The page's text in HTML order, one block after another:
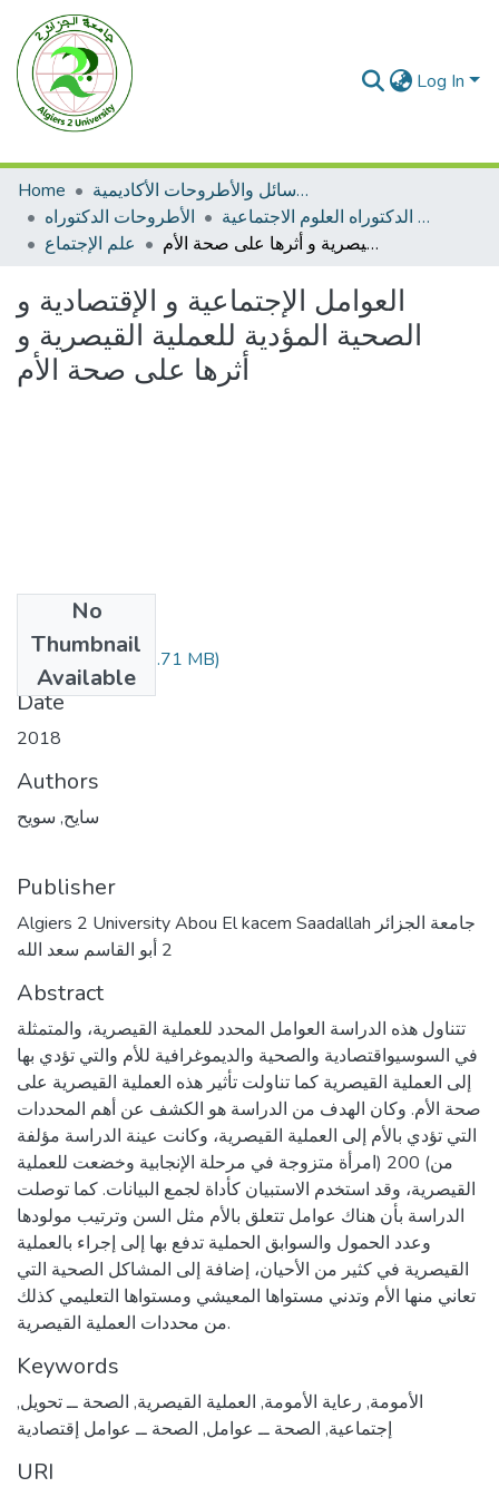
Log In
Home
الرسائل والأطروحات الأكاديمية
الأطروحات الدكتوراه
الأطروحات الدكتوراه العلوم الاجتماعية
علم الإجتماع
العوامل الإجتماعية و الإقتصادية و الصحية المؤدية للعملية القيصرية و أثرها على صحة الأم
العوامل الإجتماعية و الإقتصادية و
الصحية المؤدية للعملية القيصرية و
أثرها على صحة الأم
No
Thumbnail
Available
سايح سويح.pdf(92.71 MB)
Date
2018
Authors
سايح, سويح
Publisher
Algiers 2 University Abou El kacem Saadallah جامعة الجزائر
2 أبو القاسم سعد الله
Abstract
تتناول هذه الدراسة العوامل المحدد للعملية القيصرية، والمتمثلة
في السوسيواقتصادية والصحية والديموغرافية للأم والتي تؤدي بها
إلى العملية القيصرية كما تناولت تأثير هذه العملية القيصرية على
صحة الأم. وكان الهدف من الدراسة هو الكشف عن أهم المحددات
التي تؤدي بالأم إلى العملية القيصرية، وكانت عينة الدراسة مؤلفة
من) 200 (امرأة متزوجة في مرحلة الإنجابية وخضعت للعملية
القيصرية، وقد استخدم الاستبيان كأداة لجمع البيانات. كما توصلت
الدراسة بأن هناك عوامل تتعلق بالأم مثل السن وترتيب مولودها
وعدد الحمول والسوابق الحملية تدفع بها إلى إجراء بالعملية
القيصرية في كثير من الأحيان، إضافة إلى المشاكل الصحية التي
تعاني منها الأم وتدني مستواها المعيشي ومستواها التعليمي كذلك
من محددات العملية القيصرية.
Keywords
الأمومة, رعاية الأمومة, العملية القيصرية, الصحة ــ تحويل,
إجتماعية, الصحة ــ عوامل, الصحة ــ عوامل إقتصادية
URI